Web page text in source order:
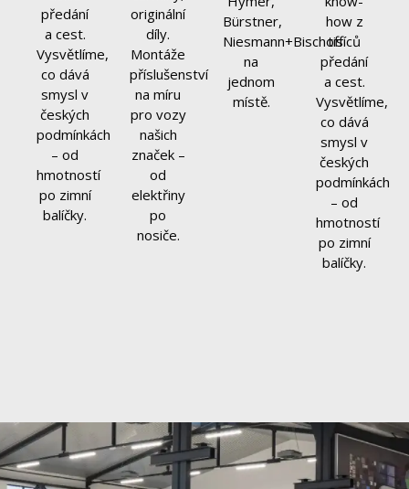
předání
a cest.
Vysvětlíme,
co dává
smysl v
českých
podmínkách
– od
hmotností
po zimní
balíčky.
originální
díly.
Montáže
příslušenství
na míru
pro vozy
našich
značek –
od
elektřiny
po
nosiče.
Bürstner,
Niesmann+Bischoff
na
jednom
místě.
how z
tisíců
předání
a cest.
Vysvětlíme,
co dává
smysl v
českých
podmínkách
– od
hmotností
po zimní
balíčky.